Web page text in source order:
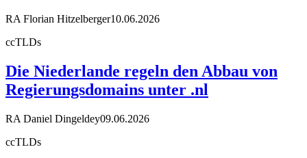
RA Florian Hitzelberger10.06.2026
ccTLDs
Die Niederlande regeln den Abbau von
Regierungsdomains unter .nl
RA Daniel Dingeldey09.06.2026
ccTLDs